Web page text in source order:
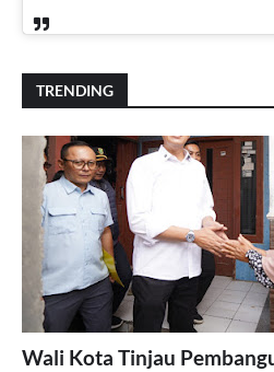
TRENDING
Wali Kota Tinjau